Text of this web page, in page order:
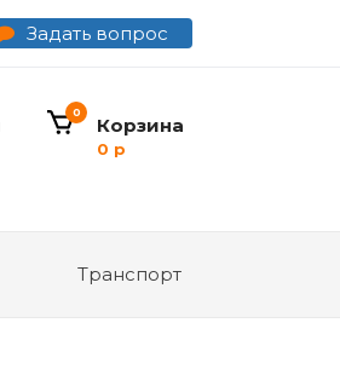
Задать вопрос
Корзина
0
0 р
Транспорт